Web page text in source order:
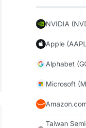
NVIDIA
Apple
Alphabet
Microsoft
Taiwan